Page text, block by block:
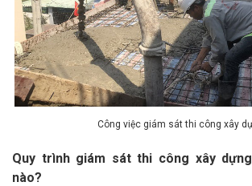
Công việc giám sát thi công xây
Quy trình giám sát thi công xây
nào?